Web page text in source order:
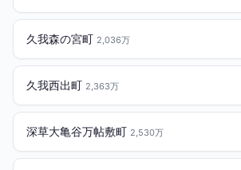
久我森の宮町 2,036万
久我西出町 2,363万
深草大亀谷万帖敷町 2,530万